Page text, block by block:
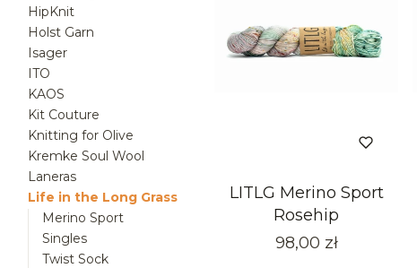
HipKnit
Holst Garn
Isager
ITO
KAOS
Kit Couture
Knitting for Olive
Kremke Soul Wool
Laneras
Life in the Long Grass
Merino Sport
Singles
Twist Sock
LITLG Merino Sport
Rosehip
Cena
98,00 zł